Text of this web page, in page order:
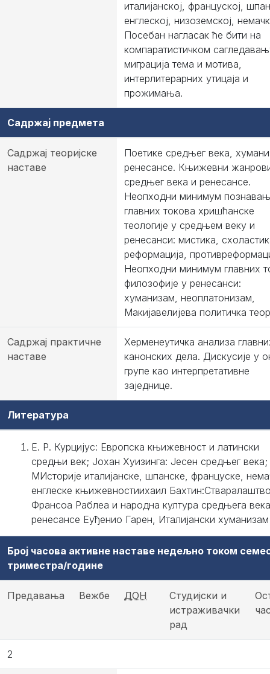
италијанској, француској,
енглеској, низоземској,
Посебан нагласак ће бити на
компаратистичком
миграција тема и мотива,
интерлитерарних утицаја и
прожимања.
Садржај предмета
Садржај теоријске
наставе
Поетике средњег века,
ренесансе. Књижевни
средњег века и ренесансе.
Неопходни минимум
главних токова хришћанске
теологије у средњем веку и
ренесанси: мистика,
реформација,
Неопходни минимум главних
филозофије у ренесанси:
хуманизам, неоплатонизам,
Макијавелијева политичка
Садржај практичне
наставе
Херменеутичка анализа
канонских дела. Дискусије у
групе као интерпретативне
заједнице.
Литература
Е. Р. Курцијус: Европска књижевност и латински
средњи век; Joхан Хуизинга: Јесен средњег века;
МИсторије италијанске, шпанске, француске,
енглеске књижевностиихаил
Франсоа Раблеа и народна култура средњега
ренесансе Еуђенио Гарен, Италијански хуманизам
Број часова активне наставе недељно током
триместра/године
Предавања Вежбе ДОН
Студијски и
истраживачки
рад
2